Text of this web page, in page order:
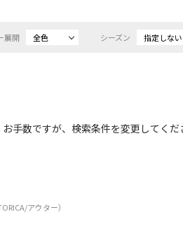
展開 全色 シーズン 指定しない
手数ですが、検索条件を変更してくだ
アウター）